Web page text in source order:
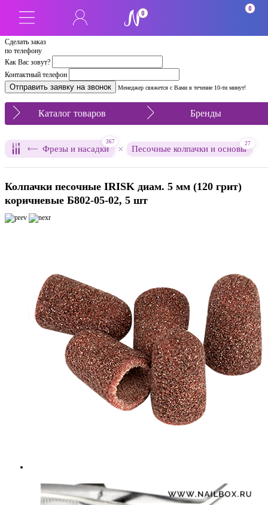
Сделать заказ
по телефону
Как Вас зовут?
Контактный телефон
Менеджер свяжется с Вами в течение 10-ти минут!
0
0
Каталог товаров Бренды
Фрезы и насадки
367
× Песочные колпачки и основы
27
Колпачки песочные IRISK диам. 5 мм (120 грит)
коричневые Б802-05-02, 5 шт